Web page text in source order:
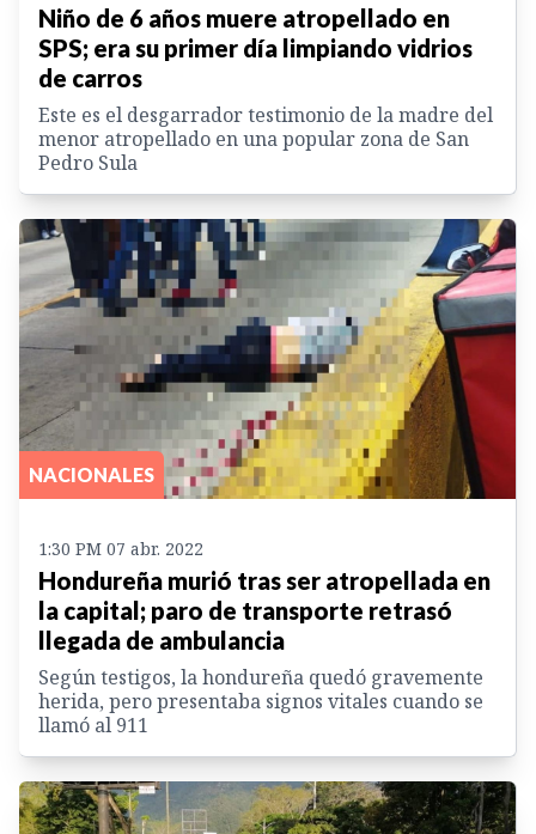
Niño de 6 años muere atropellado en
SPS; era su primer día limpiando vidrios
de carros
Este es el desgarrador testimonio de la madre del
menor atropellado en una popular zona de San
Pedro Sula
NACIONALES
1:30 PM 07 abr. 2022
Hondureña murió tras ser atropellada en
la capital; paro de transporte retrasó
llegada de ambulancia
Según testigos, la hondureña quedó gravemente
herida, pero presentaba signos vitales cuando se
llamó al 911